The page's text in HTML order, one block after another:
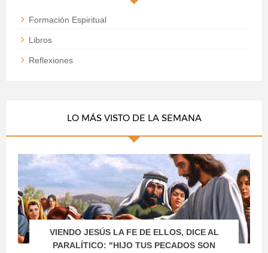
Formación Espiritual
Libros
Reflexiones
LO MÁS VISTO DE LA SEMANA
VIENDO JESÚS LA FE DE ELLOS, DICE AL
PARALÍTICO: "HIJO TUS PECADOS SON